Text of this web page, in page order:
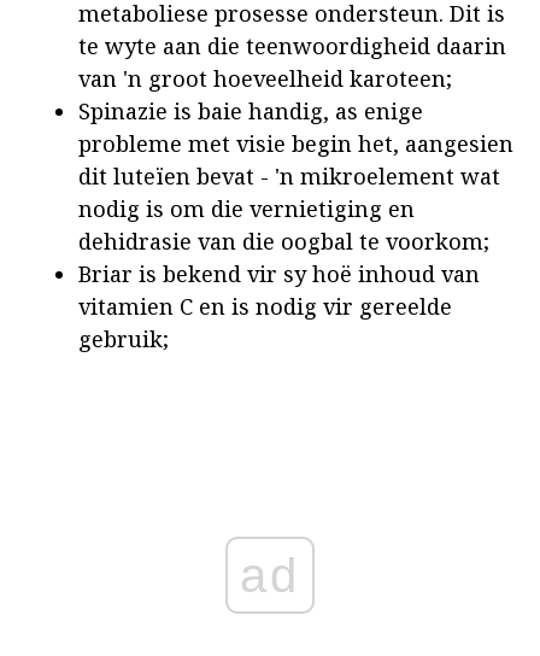
metaboliese prosesse ondersteun. Dit is
te wyte aan die teenwoordigheid daarin
van 'n groot hoeveelheid karoteen;
Spinazie is baie handig, as enige
probleme met visie begin het, aangesien
dit luteïen bevat - 'n mikroelement wat
nodig is om die vernietiging en
dehidrasie van die oogbal te voorkom;
Briar is bekend vir sy hoë inhoud van
vitamien C en is nodig vir gereelde
gebruik;
ad